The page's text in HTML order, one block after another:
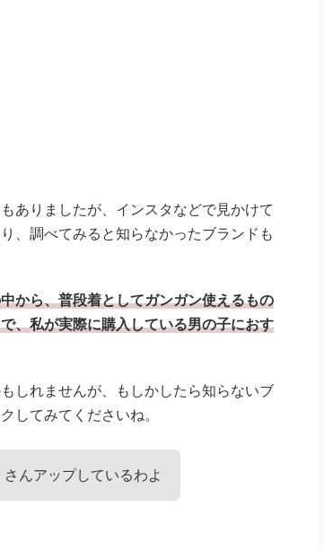
ありましたが、インスタなどで見かけて
、調べてみると知らなかったブランドも
から、普段着としてガンガン使えるもの
、私が実際に購入している男の子におす
しれませんが、もしかしたら知らないブ
してみてくださいね。
んアップしているわよ